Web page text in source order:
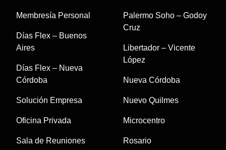
Membresía Personal
Días Flex – Buenos
Aires
Días Flex – Nueva
Córdoba
Solución Empresa
Oficina Privada
Sala de Reuniones
Palermo Soho – Godoy
Cruz
Libertador – Vicente
López
Nueva Córdoba
Nuevo Quilmes
Microcentro
Rosario